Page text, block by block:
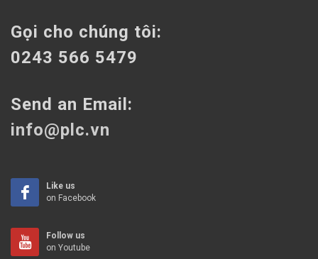
Gọi cho chúng tôi:
0243 566 5479
Send an Email:
info@plc.vn
Like us
on Facebook
Follow us
on Youtube